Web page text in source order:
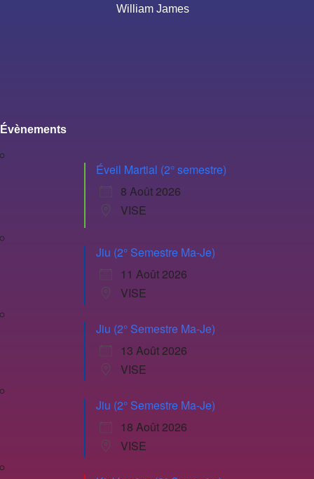
William James
Évènements
Éveil Martial (2° semestre)
8 Août 2026
VISE
Jiu (2° Semestre Ma-Je)
11 Août 2026
VISE
Jiu (2° Semestre Ma-Je)
13 Août 2026
VISE
Jiu (2° Semestre Ma-Je)
18 Août 2026
VISE